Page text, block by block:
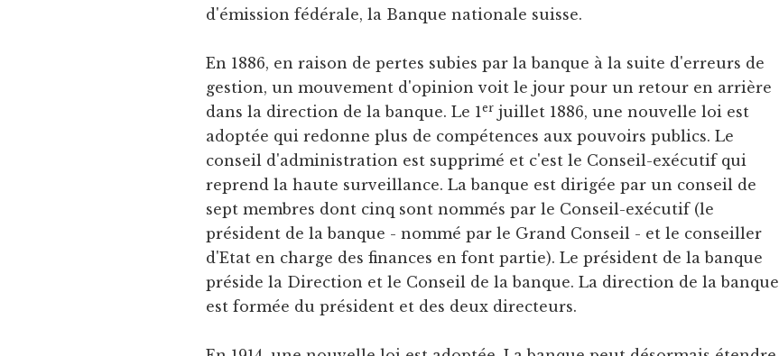
d'émission fédérale, la Banque nationale suisse.
En 1886, en raison de pertes subies par la banque à la suite d'erreurs de
gestion, un mouvement d'opinion voit le jour pour un retour en arrière
dans la direction de la banque. Le 1er juillet 1886, une nouvelle loi est
adoptée qui redonne plus de compétences aux pouvoirs publics. Le
conseil d'administration est supprimé et c'est le Conseil-exécutif qui
reprend la haute surveillance. La banque est dirigée par un conseil de
sept membres dont cinq sont nommés par le Conseil-exécutif (le
président de la banque - nommé par le Grand Conseil - et le conseiller
d'Etat en charge des finances en font partie). Le président de la banque
préside la Direction et le Conseil de la banque. La direction de la banque
est formée du président et des deux directeurs.